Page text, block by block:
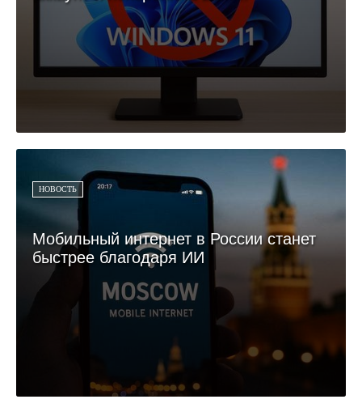
НОВОСТЬ
Мобильный интернет в России станет
быстрее благодаря ИИ